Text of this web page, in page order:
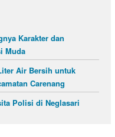
Karakter dan
Muda
Air Bersih untuk
Carenang
Polisi di Neglasari